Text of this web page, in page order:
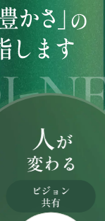
る（ビジョン共